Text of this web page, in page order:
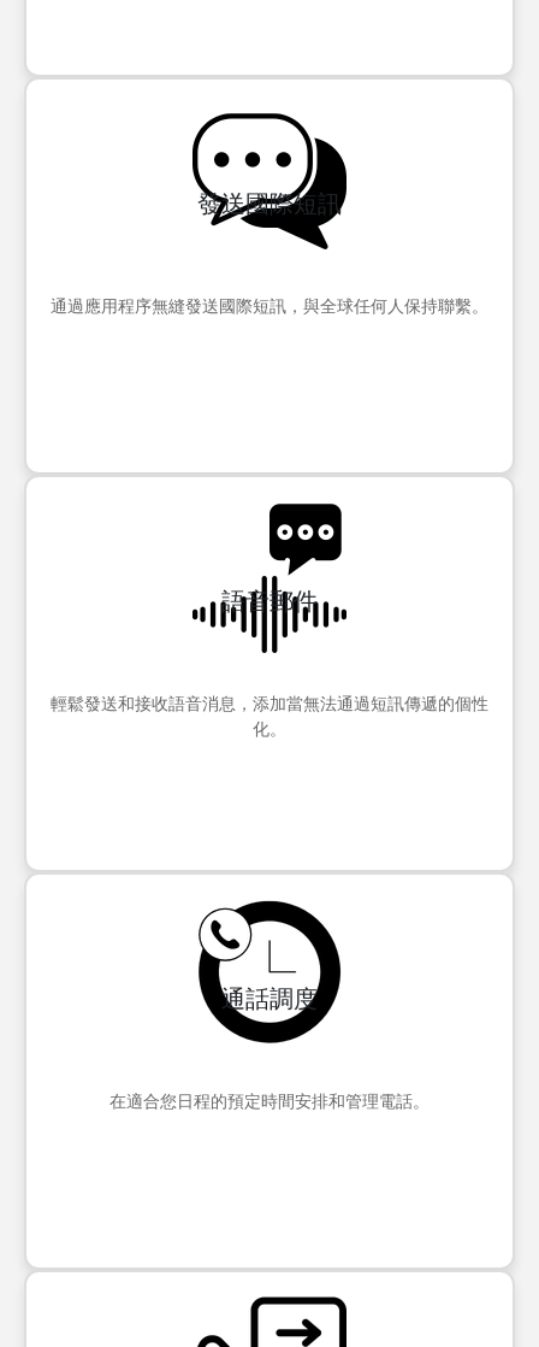
發送國際短訊
通過應用程序無縫發送國際短訊，與全球任何人保持聯繫。
語音郵件
輕鬆發送和接收語音消息，添加當無法通過短訊傳遞的個性
化。
通話調度
在適合您日程的預定時間安排和管理電話。